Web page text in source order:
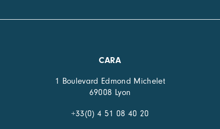
CARA
1 Boulevard Edmond Michelet
69008 Lyon
+33(0) 4 51 08 40 20